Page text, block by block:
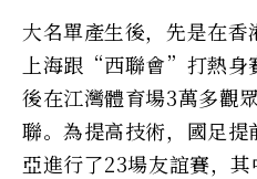
大名單產生後，先是在
上海跟“西聯會”打熱身
後在江灣體育場3萬多觀
聯。為提高技術，國足
亞進行了23場友誼賽，